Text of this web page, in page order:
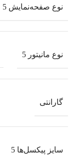
نوع صفحه‌نمایش 5
نوع مانیتور 5
گارانتی
سایز پیکسل‌ها 5